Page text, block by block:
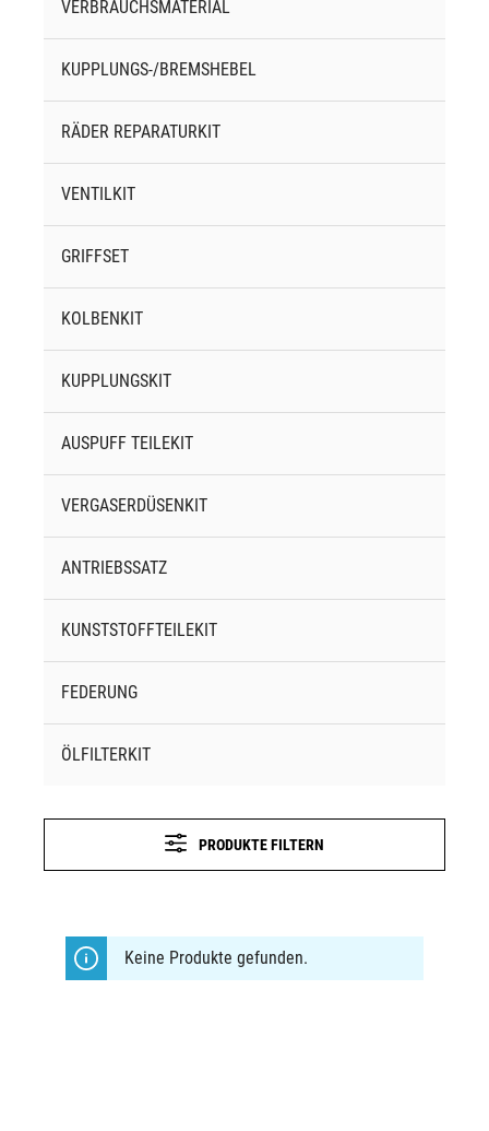
VERBRAUCHSMATERIAL
KUPPLUNGS-/BREMSHEBEL
RÄDER REPARATURKIT
VENTILKIT
GRIFFSET
KOLBENKIT
KUPPLUNGSKIT
AUSPUFF TEILEKIT
VERGASERDÜSENKIT
ANTRIEBSSATZ
KUNSTSTOFFTEILEKIT
FEDERUNG
ÖLFILTERKIT
PRODUKTE FILTERN
Keine Produkte gefunden.